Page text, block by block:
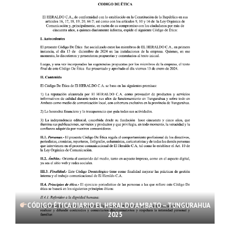
CÓDIGO ÉTICA DIARIO EL HERALDO AMBATO – TUNGURAHUA
2025